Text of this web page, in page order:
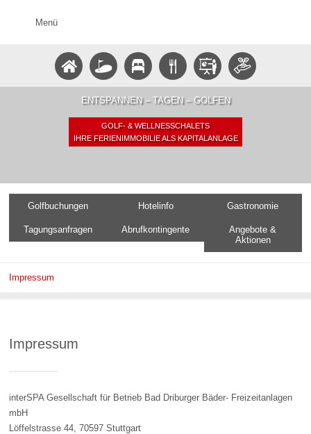
Menü
ENTSPANNEN – TAGEN – GOLFEN
GOLF- & WELLNESSCHALETS
IHRE FERIENIMMOBILIE ALS KAPITALANLAGE
Golfbuchungen Hotelinfo Gastronomie
Tagungsanfragen Abrufkontingente
Angebote &
Aktionen
Impressum
Impressum
interSPA Gesellschaft für Betrieb Bad Driburger Bäder- Freizeitanlagen
mbH
Löffelstrasse 44, 70597 Stuttgart